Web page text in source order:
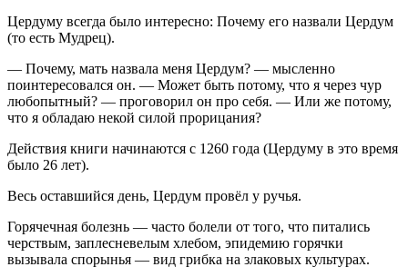
Цердуму всегда было интересно: Почему его назвали Цердум
(то есть Мудрец).
— Почему, мать назвала меня Цердум? — мысленно
поинтересовался он. — Может быть потому, что я через чур
любопытный? — проговорил он про себя. — Или же потому,
что я обладаю некой силой прорицания?
Действия книги начинаются с 1260 года (Цердуму в это время
было 26 лет).
Весь оставшийся день, Цердум провёл у ручья.
Горячечная болезнь — часто болели от того, что питались
черствым, заплесневелым хлебом, эпидемию горячки
вызывала спорынья — вид грибка на злаковых культурах.